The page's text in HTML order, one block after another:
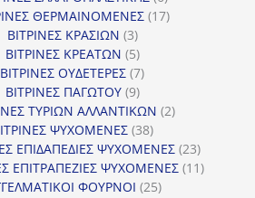
προϊόντα
ΘΕΡΜΑΙΝΟΜΕΝΕΣ 1717
ΒΙΤΡΙΝΕΣ ΚΡΑΣΙΩΝ 33
προϊόντα
ΒΙΤΡΙΝΕΣ ΚΡΕΑΤΩΝ 55
προϊόντα
ΒΙΤΡΙΝΕΣ ΟΥΔΕΤΕΡΕΣ 77
ΒΙΤΡΙΝΕΣ ΠΑΓΩΤΟΥ 99
προϊόντα
ΤΥΡΙΩΝ ΑΛΛΑΝΤΙΚΩΝ 22
ΨΥΧΟΜΕΝΕΣ 3838
προϊόντα
ΕΠΙΔΑΠΕΔΙΕΣ ΨΥΧΟΜΕΝΕΣ 2323
προϊόντα
ΕΠΙΤΡΑΠΕΖΙΕΣ ΨΥΧΟΜΕΝΕΣ 1111
ΦΟΥΡΝΟΙ 2525